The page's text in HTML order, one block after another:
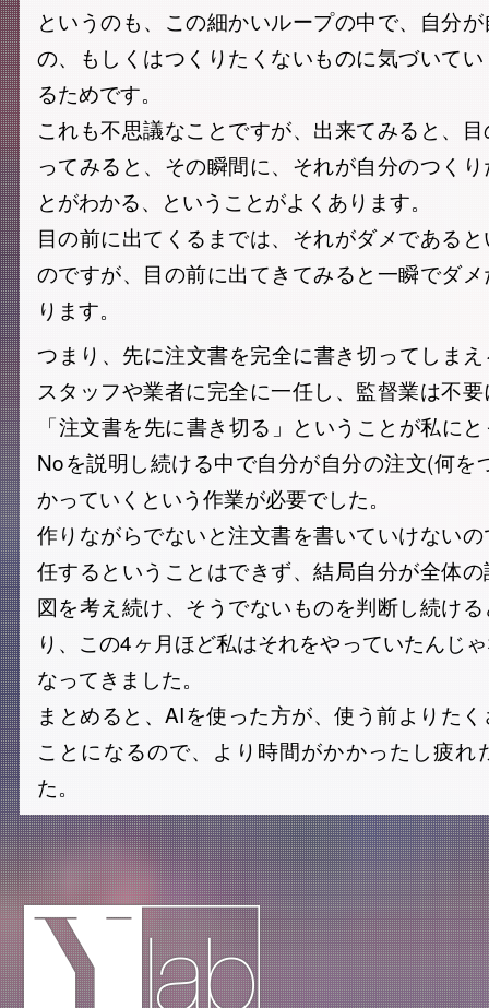
というのも、この細かいループの中で、自分
の、もしくはつくりたくないものに気づいて
るためです。
これも不思議なことですが、出来てみると、
ってみると、その瞬間に、それが自分のつく
とがわかる、ということがよくあります。
目の前に出てくるまでは、それがダメである
のですが、目の前に出てきてみると一瞬でダ
ります。
つまり、先に注文書を完全に書き切ってしま
スタッフや業者に完全に一任し、監督業は不
「注文書を先に書き切る」ということが私に
Noを説明し続ける中で自分が自分の注文(何を
かっていくという作業が必要でした。
作りながらでないと注文書を書いていけない
任するということはできず、結局自分が全体
図を考え続け、そうでないものを判断し続け
り、この4ヶ月ほど私はそれをやっていたんじ
なってきました。
まとめると、AIを使った方が、使う前よりた
ことになるので、より時間がかかったし疲れ
た。